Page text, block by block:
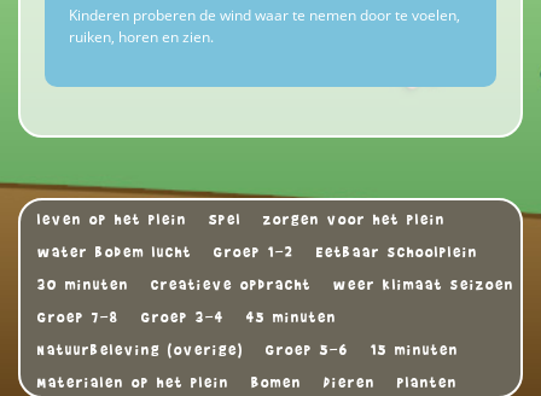
Kinderen proberen de wind waar te nemen door te voelen,
ruiken, horen en zien.
leven op het plein Spel
zorgen voor het plein
water bodem lucht
Groep 1-2
Eetbaar schoolplein
30 minuten
Creatieve opdracht
weer klimaat seizoen
Groep 7-8
Groep 3-4
45 minuten
Natuurbeleving (overige)
Groep 5-6
15 minuten
Materialen op het plein
Bomen Dieren Planten